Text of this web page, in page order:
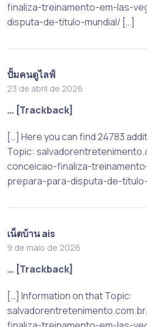
finaliza-treinamento-em-las-
disputa-de-titulo-mundial/ […]
ปั้มคนดูไลฟ์
23 de abril de 2026
… [Trackback]
[…] Here you can find 24783
Topic:
conceicao-finaliza-
prepara-para-disputa-de-
เน็ตบ้าน ais
9 de maio de 2026
… [Trackback]
[…] Information on that Topic: